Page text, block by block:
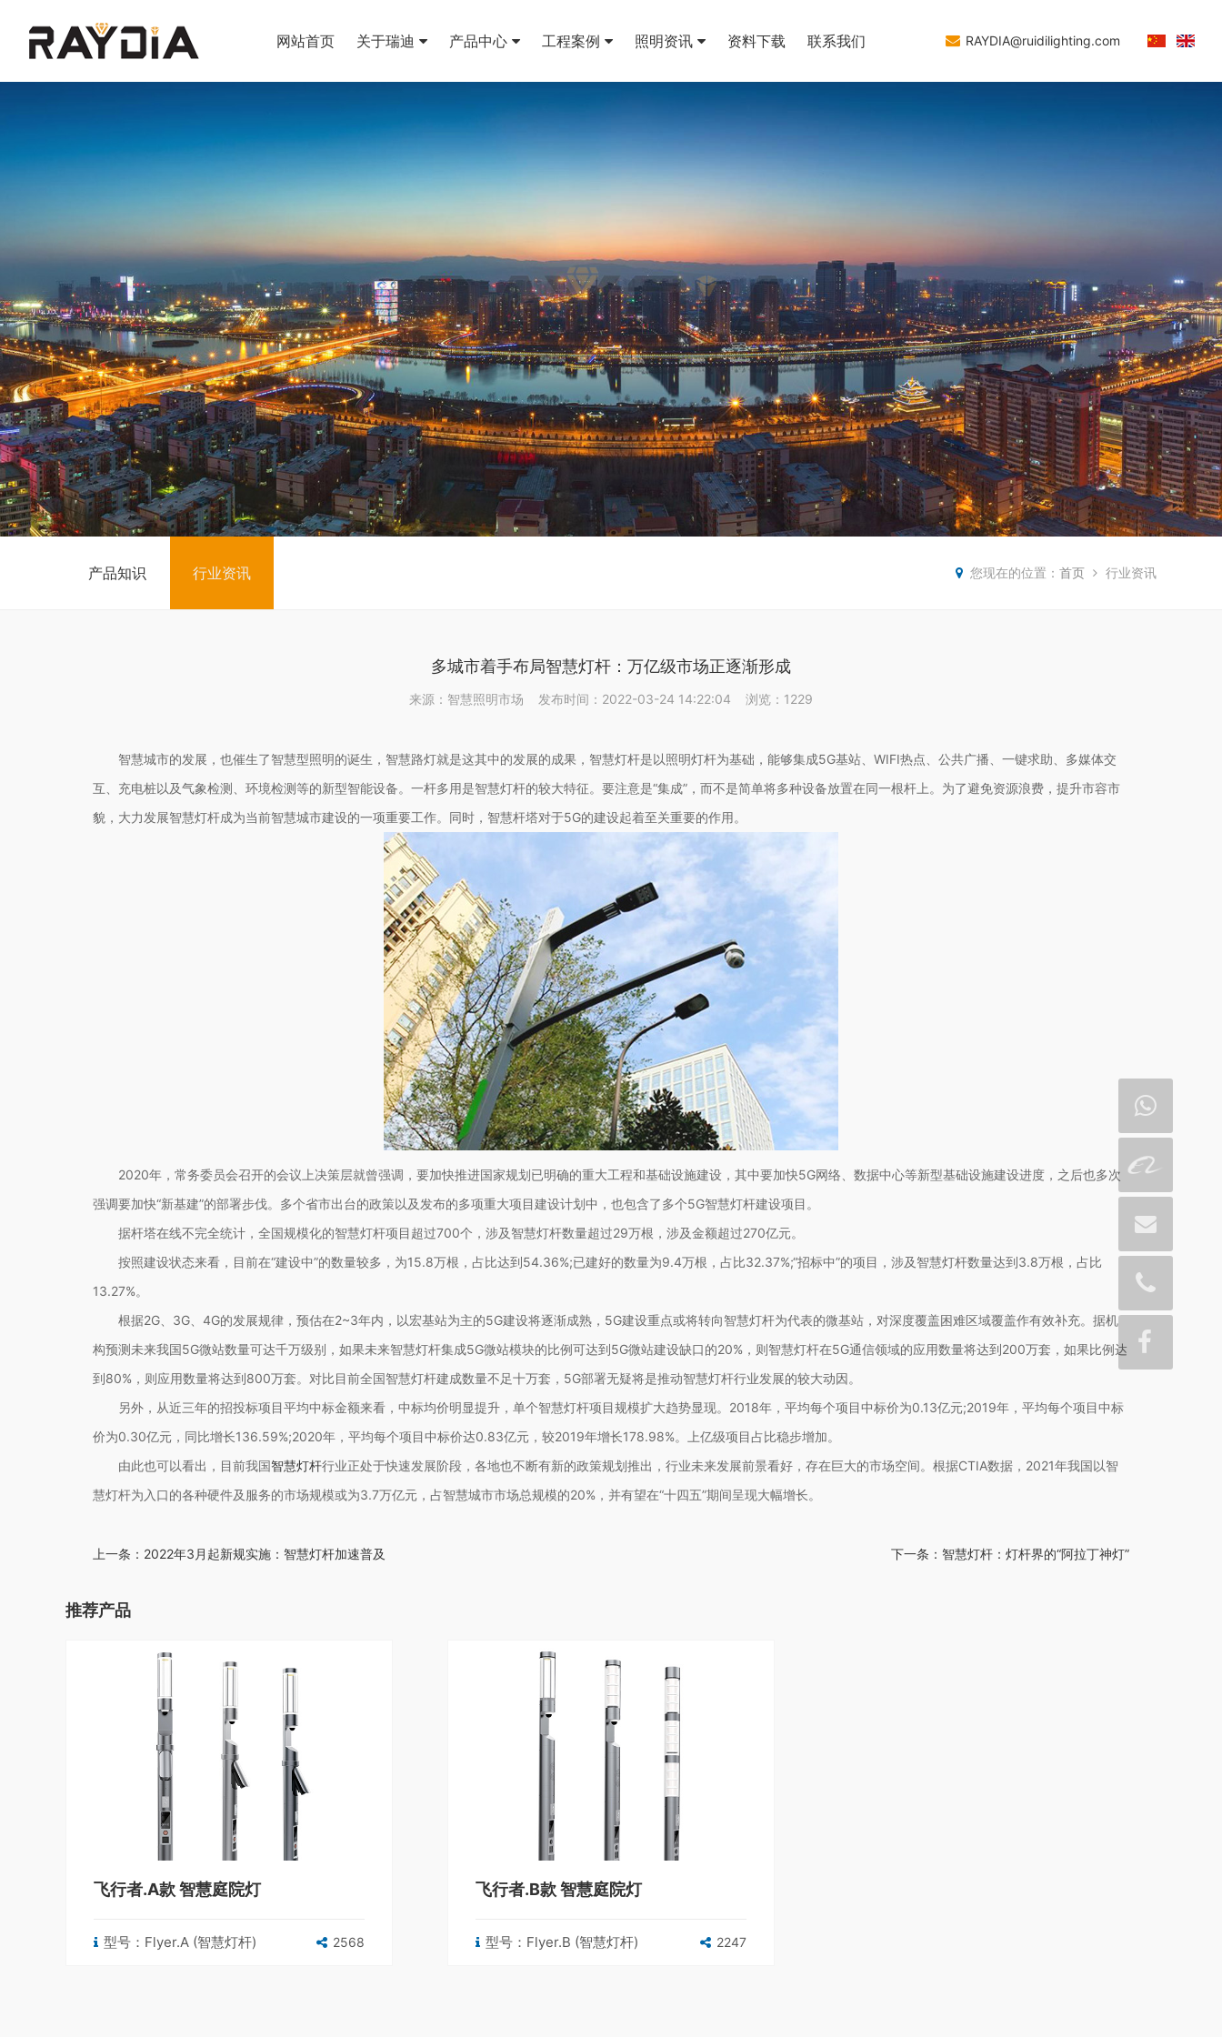
网站首页 关于瑞迪 产品中心 工程案例 照明资讯 资料下载 联系我们 RAYDIA@ruidilighting.com
产品知识 行业资讯 您现在的位置： 首页 行业资讯
多城市着手布局智慧灯杆：万亿级市场正逐渐形成
来源：智慧照明市场 发布时间：2022-03-24 14:22:04 浏览：1229
智慧城市的发展，也催生了智慧型照明的诞生，智慧路灯就是这其中的发展的成果，智慧灯杆是以照明灯杆为基础，能够集成5G基站、WIFI热点、公共广播、一键求助、多媒体交
互、充电桩以及气象检测、环境检测等的新型智能设备。一杆多用是智慧灯杆的较大特征。要注意是“集成”，而不是简单将多种设备放置在同一根杆上。为了避免资源浪费，提升市容市
貌，大力发展智慧灯杆成为当前智慧城市建设的一项重要工作。同时，智慧杆塔对于5G的建设起着至关重要的作用。
2020年，常务委员会召开的会议上决策层就曾强调，要加快推进国家规划已明确的重大工程和基础设施建设，其中要加快5G网络、数据中心等新型基础设施建设进度，之后也多次
强调要加快“新基建”的部署步伐。多个省市出台的政策以及发布的多项重大项目建设计划中，也包含了多个5G智慧灯杆建设项目。
据杆塔在线不完全统计，全国规模化的智慧灯杆项目超过700个，涉及智慧灯杆数量超过29万根，涉及金额超过270亿元。
按照建设状态来看，目前在“建设中”的数量较多，为15.8万根，占比达到54.36%;已建好的数量为9.4万根，占比32.37%;“招标中”的项目，涉及智慧灯杆数量达到3.8万根，占比
13.27%。
根据2G、3G、4G的发展规律，预估在2~3年内，以宏基站为主的5G建设将逐渐成熟，5G建设重点或将转向智慧灯杆为代表的微基站，对深度覆盖困难区域覆盖作有效补充。据机
构预测未来我国5G微站数量可达千万级别，如果未来智慧灯杆集成5G微站模块的比例可达到5G微站建设缺口的20%，则智慧灯杆在5G通信领域的应用数量将达到200万套，如果比例达
到80%，则应用数量将达到800万套。对比目前全国智慧灯杆建成数量不足十万套，5G部署无疑将是推动智慧灯杆行业发展的较大动因。
另外，从近三年的招投标项目平均中标金额来看，中标均价明显提升，单个智慧灯杆项目规模扩大趋势显现。2018年，平均每个项目中标价为0.13亿元;2019年，平均每个项目中标
价为0.30亿元，同比增长136.59%;2020年，平均每个项目中标价达0.83亿元，较2019年增长178.98%。上亿级项目占比稳步增加。
由此也可以看出，目前我国智慧灯杆行业正处于快速发展阶段，各地也不断有新的政策规划推出，行业未来发展前景看好，存在巨大的市场空间。根据CTIA数据，2021年我国以智
慧灯杆为入口的各种硬件及服务的市场规模或为3.7万亿元，占智慧城市市场总规模的20%，并有望在“十四五”期间呈现大幅增长。
上一条： 2022年3月起新规实施：智慧灯杆加速普及 下一条： 智慧灯杆：灯杆界的“阿拉丁神灯”
推荐产品
飞行者.A款 智慧庭院灯
型号：Flyer.A (智慧灯杆) 2568
飞行者.B款 智慧庭院灯
型号：Flyer.B (智慧灯杆) 2247